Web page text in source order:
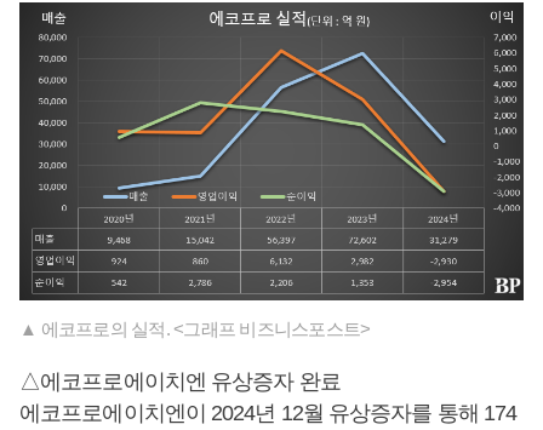
▲ 에코프로의 실적. <그래프 비즈니스포스트>
△에코프로에이치엔 유상증자 완료
에코프로에이치엔이 2024년 12월 유상증자를 통해 174